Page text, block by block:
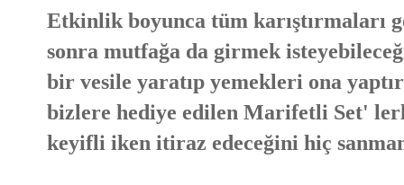
Etkinlik boyunca tüm karıştırmaları
sonra mutfağa da girmek
bir vesile yaratıp yemekleri ona
bizlere hediye edilen Marifetli Set'
keyifli iken itiraz edeceğini hiç